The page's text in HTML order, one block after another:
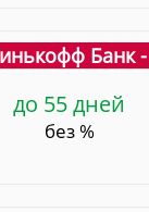
Банк -
до 55 дней
без %